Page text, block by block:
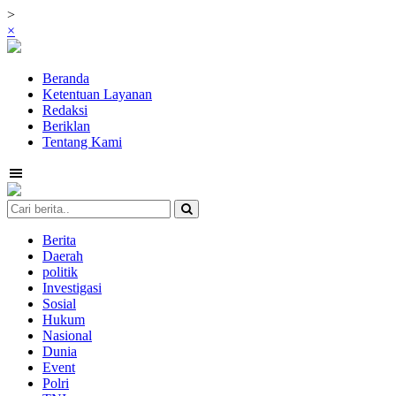
>
×
Beranda
Ketentuan Layanan
Redaksi
Beriklan
Tentang Kami
Berita
Daerah
politik
Investigasi
Sosial
Hukum
Nasional
Dunia
Event
Polri